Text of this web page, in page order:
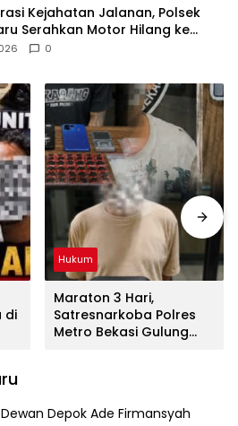
Kejahatan Jalanan, Polsek
Serahkan Motor Hilang ke
0
di
Hukum
Maraton 3 Hari,
Satresnarkoba Polres
Metro Bekasi Gulung
Depok Ade Firmansyah